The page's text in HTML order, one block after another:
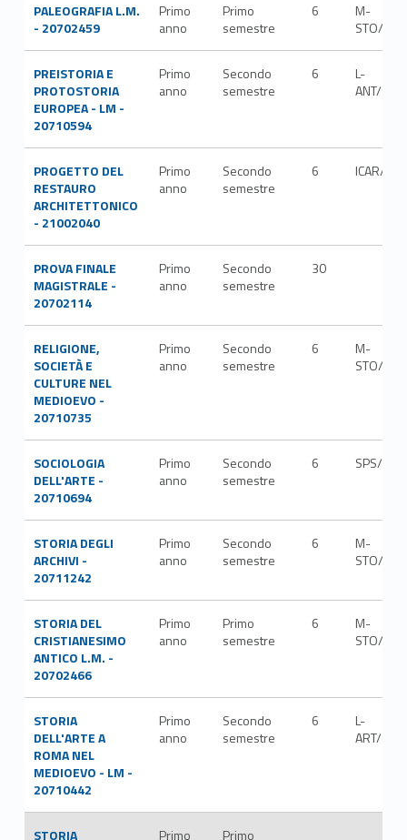
PALEOGRAFIA L.M.
- 20702459
Primo
anno
Primo
semestre
6
M-
STO/09
PREISTORIA E
PROTOSTORIA
EUROPEA - LM -
20710594
Primo
anno
Secondo
semestre
6
L-
ANT/01
PROGETTO DEL
RESTAURO
ARCHITETTONICO
- 21002040
Primo
anno
Secondo
semestre
6 ICAR/19
PROVA FINALE
MAGISTRALE -
20702114
Primo
anno
Secondo
semestre
30
RELIGIONE,
SOCIETÀ E
CULTURE NEL
MEDIOEVO -
20710735
Primo
anno
Secondo
semestre
6
M-
STO/01
SOCIOLOGIA
DELL'ARTE -
20710694
Primo
anno
Secondo
semestre
6 SPS/08
STORIA DEGLI
ARCHIVI -
20711242
Primo
anno
Secondo
semestre
6
M-
STO/08
STORIA DEL
CRISTIANESIMO
ANTICO L.M. -
20702466
Primo
anno
Primo
semestre
6
M-
STO/07
STORIA
DELL'ARTE A
ROMA NEL
MEDIOEVO - LM -
20710442
Primo
anno
Secondo
semestre
6
L-
ART/01
STORIA
Primo
Primo